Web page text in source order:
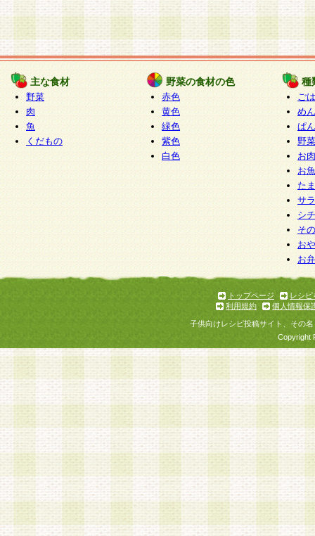
主な食材
野菜
肉
魚
くだもの
野菜の食材の色
赤色
黄色
緑色
紫色
白色
種
ご
めん
ぱん
野
お
お
た
サ
シ
そ
お
お
トップページ
レシピ
利用規約
個人情報保
子供向けレシピ投稿サイト、その
Copyright